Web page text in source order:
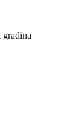
gradina